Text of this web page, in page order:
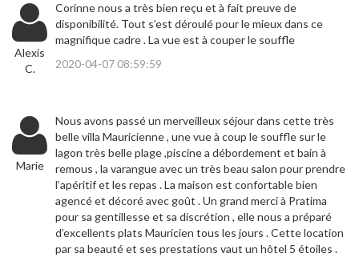
Alexis
C.
Corinne nous a très bien reçu et à fait preuve de
disponibilité. Tout s’est déroulé pour le mieux dans ce
magnifique cadre . La vue est à couper le souffle
2020-04-07 08:59:59
Marie
Nous avons passé un merveilleux séjour dans cette très
belle villa Mauricienne , une vue à coup le souffle sur le
lagon très belle plage ,piscine a débordement et bain à
remous , la varangue avec un très beau salon pour prendre
l’apéritif et les repas . La maison est confortable bien
agencé et décoré avec goût . Un grand merci à Pratima
pour sa gentillesse et sa discrétion , elle nous a préparé
d’excellents plats Mauricien tous les jours . Cette location
par sa beauté et ses prestations vaut un hôtel 5 étoiles .